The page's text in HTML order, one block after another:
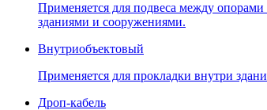
Применяется для подвеса между
зданиями и сооружениями.
Внутриобъектовый
Применяется для прокладки внутри
Дроп-кабель